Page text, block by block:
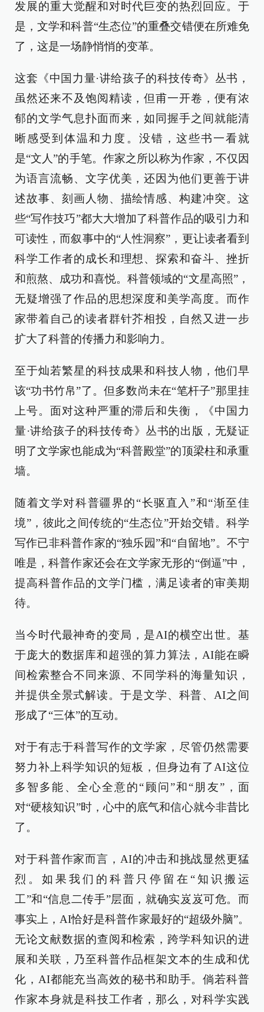
发展的重大觉醒和对时代巨变的热烈回应。于
是，文学和科普“生态位”的重叠交错便在所难免
了，这是一场静悄悄的变革。
这套《中国力量·讲给孩子的科技传奇》丛书，
虽然还来不及饱阅精读，但甫一开卷，便有浓
郁的文学气息扑面而来，如同握手之间就能清
晰感受到体温和力度。没错，这些书一看就
是“文人”的手笔。作家之所以称为作家，不仅因
为语言流畅、文字优美，还因为他们更善于讲
述故事、刻画人物、描绘情感、构建冲突。这
些“写作技巧”都大大增加了科普作品的吸引力和
可读性，而叙事中的“人性洞察”，更让读者看到
科学工作者的成长和理想、探索和奋斗、挫折
和煎熬、成功和喜悦。科普领域的“文星高照”，
无疑增强了作品的思想深度和美学高度。而作
家带着自己的读者群针芥相投，自然又进一步
扩大了科普的传播力和影响力。
至于灿若繁星的科技成果和科技人物，他们早
该“功书竹帛”了。但多数尚未在“笔杆子”那里挂
上号。面对这种严重的滞后和失衡，《中国力
量·讲给孩子的科技传奇》丛书的出版，无疑证
明了文学家也能成为“科普殿堂”的顶梁柱和承重
墙。
随着文学对科普疆界的“长驱直入”和“渐至佳
境”，彼此之间传统的“生态位”开始交错。科学
写作已非科普作家的“独乐园”和“自留地”。不宁
唯是，科普作家还会在文学家无形的“倒逼”中，
提高科普作品的文学门槛，满足读者的审美期
待。
当今时代最神奇的变局，是AI的横空出世。基
于庞大的数据库和超强的算力算法，AI能在瞬
间检索整合不同来源、不同学科的海量知识，
并提供全景式解读。于是文学、科普、AI之间
形成了“三体”的互动。
对于有志于科普写作的文学家，尽管仍然需要
努力补上科学知识的短板，但身边有了AI这位
多智多能、全心全意的“顾问”和“朋友”，面
对“硬核知识”时，心中的底气和信心就今非昔比
了。
对于科普作家而言，AI的冲击和挑战显然更猛
烈。如果我们的科普只停留在“知识搬运
工”和“信息二传手”层面，就确实岌岌可危。而
事实上，AI恰好是科普作家最好的“超级外脑”。
无论文献数据的查阅和检索，跨学科知识的进
展和关联，乃至科普作品框架文本的生成和优
化，AI都能充当高效的秘书和助手。倘若科普
作家本身就是科技工作者，那么，对科学实践